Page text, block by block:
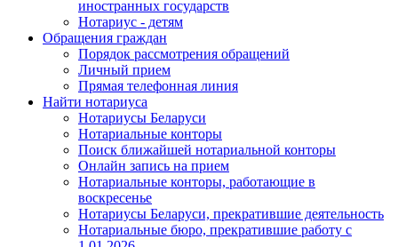
иностранных государств
Нотариус - детям
Обращения граждан
Порядок рассмотрения обращений
Личный прием
Прямая телефонная линия
Найти нотариуса
Нотариусы Беларуси
Нотариальные конторы
Поиск ближайшей нотариальной конторы
Онлайн запись на прием
Нотариальные конторы, работающие в
воскресенье
Нотариусы Беларуси, прекратившие деятельность
Нотариальные бюро, прекратившие работу с